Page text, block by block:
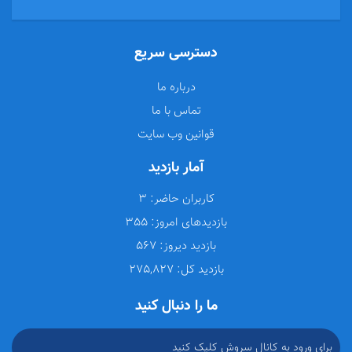
دسترسی سریع
درباره ما
تماس با ما
قوانین وب سایت
آمار بازدید
کاربران حاضر:
بازدیدهای امروز:
بازدید دیروز:
بازدید کل: 275,827
ما را دنبال کنید
برای ورود به کانال سروش کلیک کنید